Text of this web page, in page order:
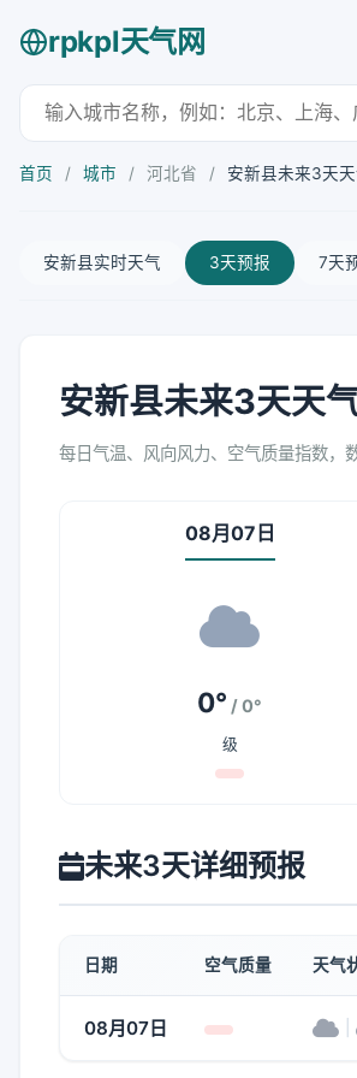
rpkpl天气网
首页 / 城市 / 河北省 / 安新县未来3天
安新县实时天气 3天预报 7天
安新县未来3天天
每日气温、风向风力、空气质量指数，
08月07日
0° / 0°
级
未来3天详细预报
日期 空气质量 天气
08月07日